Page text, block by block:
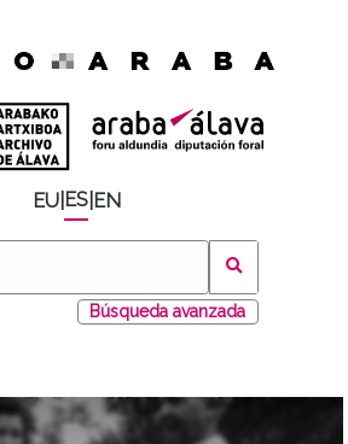
EU ES EN
Búsqueda avanzada